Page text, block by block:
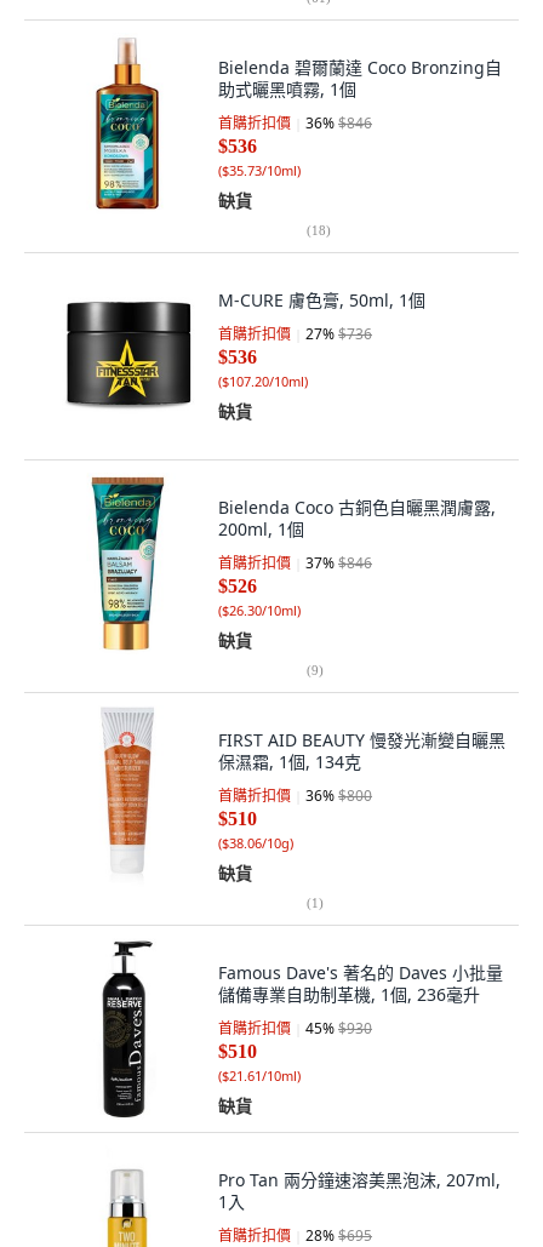
Bielenda 碧爾蘭達 Coco Bronzing自
助式曬黑噴霧, 1個
首購折扣價 36%$846
$536
($35.73/10ml)
缺貨
(18)
M-CURE 膚色膏, 50ml, 1個
首購折扣價 27%$736
$536
($107.20/10ml)
缺貨
Bielenda Coco 古銅色自曬黑潤膚露,
200ml, 1個
首購折扣價 37%$846
$526
($26.30/10ml)
缺貨
(9)
FIRST AID BEAUTY 慢發光漸變自曬黑
保濕霜, 1個, 134克
首購折扣價 36%$800
$510
($38.06/10g)
缺貨
(1)
Famous Dave's 著名的 Daves 小批量
儲備專業自助制革機, 1個, 236毫升
首購折扣價 45%$930
$510
($21.61/10ml)
缺貨
Pro Tan 兩分鐘速溶美黑泡沫, 207ml,
1入
首購折扣價 28%$695